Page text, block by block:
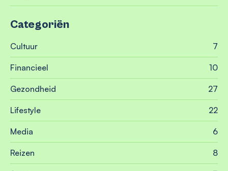
Categoriën
Cultuur 7
Financieel 10
Gezondheid 27
Lifestyle 22
Media 6
Reizen 8